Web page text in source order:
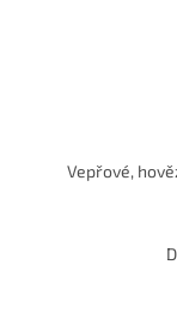
Vepřové,